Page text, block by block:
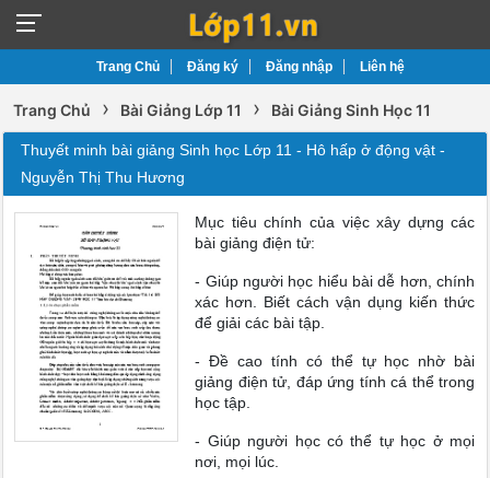
Trang Chủ Đăng ký Đăng nhập Liên hệ
Trang Chủ › Bài Giảng Lớp 11 › Bài Giảng Sinh Học 11
Thuyết minh bài giảng Sinh học Lớp 11 - Hô hấp ở động vật -
Nguyễn Thị Thu Hương
Mục tiêu chính của việc xây dựng các
bài giảng điện tử:
- Giúp người học hiểu bài dễ hơn, chính
xác hơn. Biết cách vận dụng kiến thức
để giải các bài tập.
- Đề cao tính có thể tự học nhờ bài
giảng điện tử, đáp ứng tính cá thể trong
học tập.
- Giúp người học có thể tự học ở mọi
nơi, mọi lúc.